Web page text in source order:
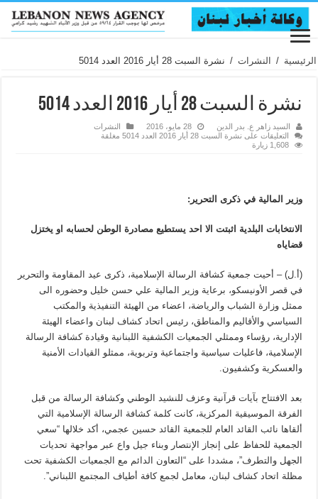
الرئيسية / النشرات / نشرة السبت 28 أيار 2016 العدد 5014
نشرة السبت 28 أيار 2016 العدد 5014
السيد زاهر ع. بدر الدين 28 مايو، 2016
النشرات
التعليقات على نشرة السبت 28 أيار 2016 العدد 5014 مغلقة
1,608 زيارة
وزير المالية في ذكرى التحرير:
الانتخابات البلدية اثبتت الا احد يستطيع مصادرة الوطن لحسابه او يختزل
قضاياه
(أ.ل) – أحيت جمعية كشافة الرسالة الإسلامية، ذكرى عيد المقاومة والتحرير
في قصر الأونيسكو، برعاية وزير المالية علي حسن خليل وحضوره الى
ممثل وزارة الشباب والرياضة، اعضاء من الهيئة التنفيذية والمكتب
السياسي والأقاليم والمناطق، رئيس اتحاد كشاف لبنان واعضاء الهيئة
الإدارية، رؤساء وممثلي الجمعيات الكشفية اللبنانية وقيادة كشافة الرسالة
الإسلامية، فاعليات سياسية واجتماعية وتربوية، ممثلو القيادات الأمنية
والعسكرية وكشفيون.
بعد الافتتاح بآيات قرآنية وعزف للنشيد الوطني وكشافة الرسالة من قبل
الفرقة الموسيقية المركزية، كانت كلمة كشافة الرسالة الإسلامية التي
ألقاها نائب القائد العام للجمعية القائد حسين عجمي، أكد خلالها “سعي
الجمعية للحفاظ على إنجاز الإنتصار وبناء جيل واع عبر مواجهة تحديات
الجهل والتطرف”، مشددا على “التعاون الدائم مع الجمعيات الكشفية تحت
مظلة اتحاد كشاف لبنان، معامل لجمع كافة أطياف المجتمع اللبناني”.